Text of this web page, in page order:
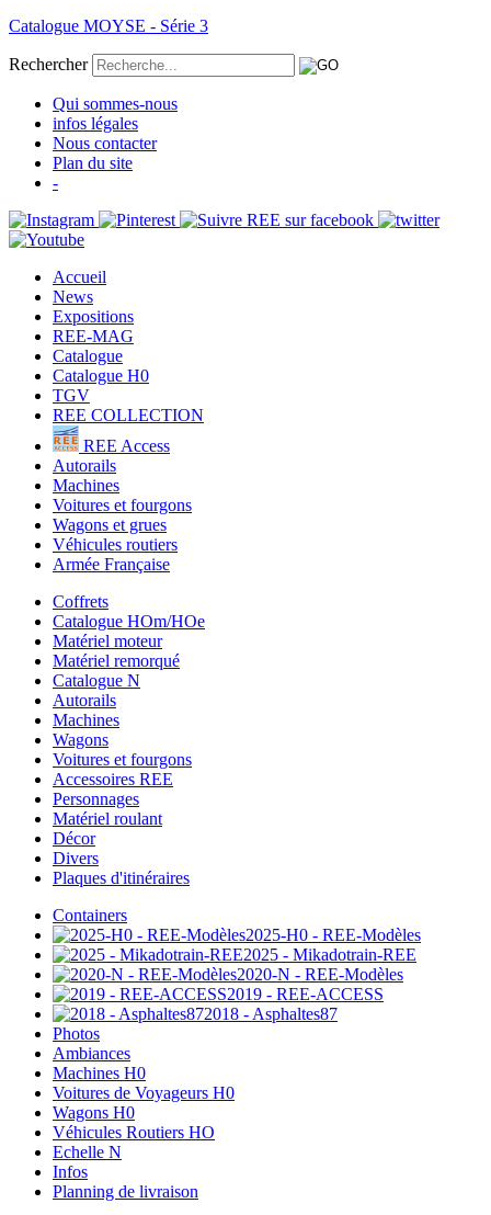
Catalogue MOYSE - Série 3
Rechercher
Qui sommes-nous
infos légales
Nous contacter
Plan du site
-
Accueil
News
Expositions
REE-MAG
Catalogue
Catalogue H0
TGV
REE COLLECTION
REE Access
Autorails
Machines
Voitures et fourgons
Wagons et grues
Véhicules routiers
Armée Française
Coffrets
Catalogue HOm/HOe
Matériel moteur
Matériel remorqué
Catalogue N
Autorails
Machines
Wagons
Voitures et fourgons
Accessoires REE
Personnages
Matériel roulant
Décor
Divers
Plaques d'itinéraires
Containers
2025-H0 - REE-Modèles
2025 - Mikadotrain-REE
2020-N - REE-Modèles
2019 - REE-ACCESS
2018 - Asphaltes87
Photos
Ambiances
Machines H0
Voitures de Voyageurs H0
Wagons H0
Véhicules Routiers HO
Echelle N
Infos
Planning de livraison